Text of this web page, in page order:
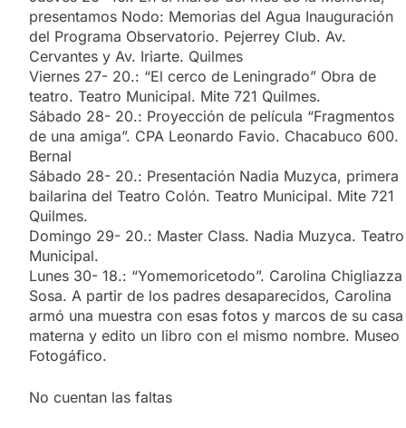
presentamos Nodo: Memorias del Agua Inauguración
del Programa Observatorio. Pejerrey Club. Av.
Cervantes y Av. Iriarte. Quilmes
Viernes 27- 20.: “El cerco de Leningrado” Obra de
teatro. Teatro Municipal. Mite 721 Quilmes.
Sábado 28- 20.: Proyección de película “Fragmentos
de una amiga”. CPA Leonardo Favio. Chacabuco 600.
Bernal
Sábado 28- 20.: Presentación Nadia Muzyca, primera
bailarina del Teatro Colón. Teatro Municipal. Mite 721
Quilmes.
Domingo 29- 20.: Master Class. Nadia Muzyca. Teatro
Municipal.
Lunes 30- 18.: “Yomemoricetodo”. Carolina Chigliazza
Sosa. A partir de los padres desaparecidos, Carolina
armó una muestra con esas fotos y marcos de su casa
materna y edito un libro con el mismo nombre. Museo
Fotogáfico.
No cuentan las faltas